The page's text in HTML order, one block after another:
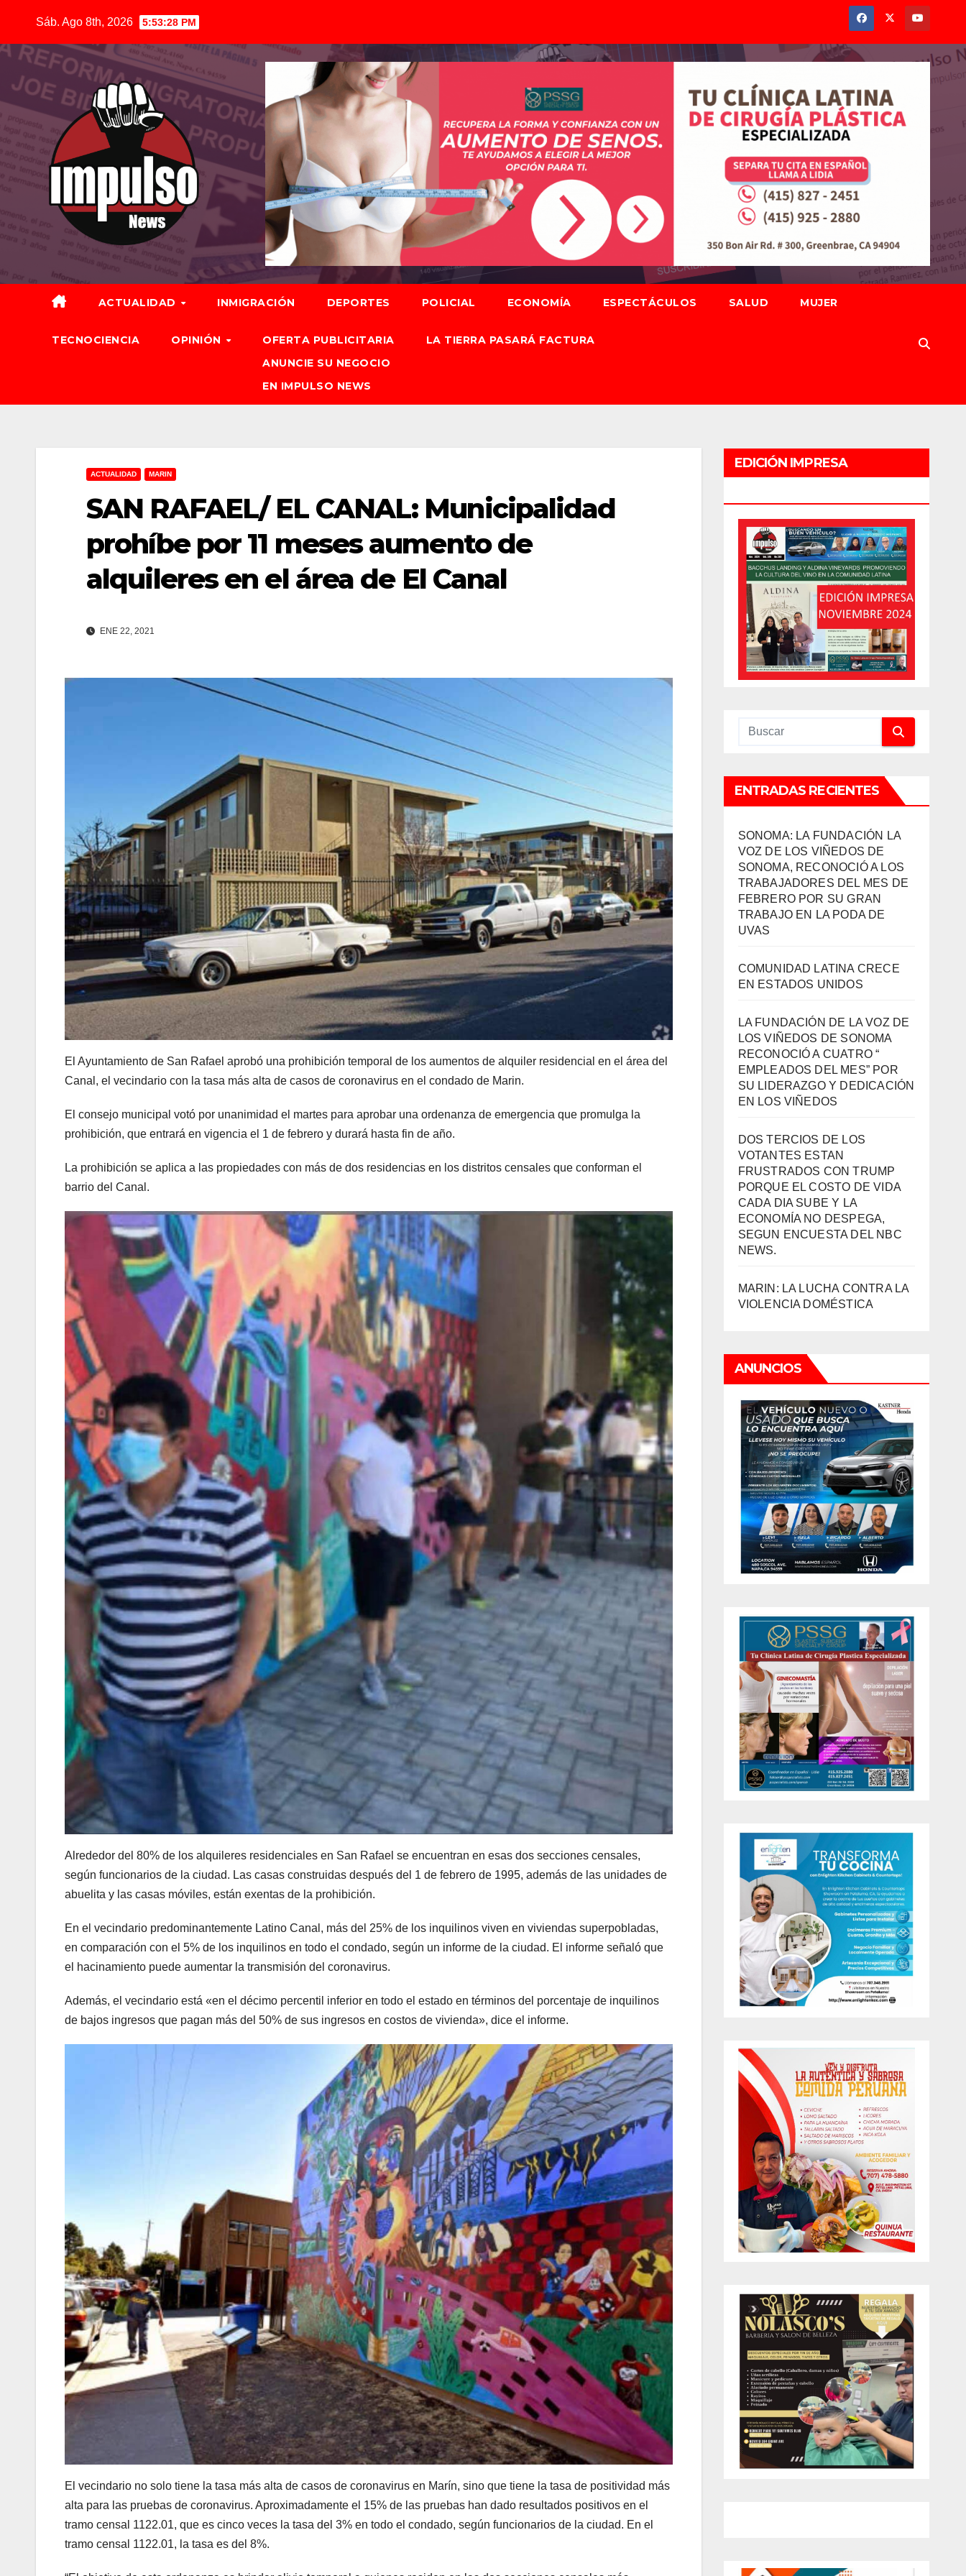
contenido
Sáb. Ago 8th, 2026 5:53:30 PM
ACTUALIDAD INMIGRACIÓN DEPORTES POLICIAL ECONOMÍA ESPECTÁCULOS SALUD MUJER
TECNOCIENCIA OPINIÓN
OFERTA PUBLICITARIA
ANUNCIE SU NEGOCIO
EN IMPULSO NEWS
LA TIERRA PASARÁ FACTURA
ACTUALIDAD MARIN
SAN RAFAEL/ EL CANAL: Municipalidad
prohíbe por 11 meses aumento de
alquileres en el área de El Canal
ENE 22, 2021
El Ayuntamiento de San Rafael aprobó una prohibición temporal de los aumentos de alquiler residencial en el área del
Canal, el vecindario con la tasa más alta de casos de coronavirus en el condado de Marin.
El consejo municipal votó por unanimidad el martes para aprobar una ordenanza de emergencia que promulga la
prohibición, que entrará en vigencia el 1 de febrero y durará hasta fin de año.
La prohibición se aplica a las propiedades con más de dos residencias en los distritos censales que conforman el
barrio del Canal.
Alrededor del 80% de los alquileres residenciales en San Rafael se encuentran en esas dos secciones censales,
según funcionarios de la ciudad. Las casas construidas después del 1 de febrero de 1995, además de las unidades de
abuelita y las casas móviles, están exentas de la prohibición.
En el vecindario predominantemente Latino Canal, más del 25% de los inquilinos viven en viviendas superpobladas,
en comparación con el 5% de los inquilinos en todo el condado, según un informe de la ciudad. El informe señaló que
el hacinamiento puede aumentar la transmisión del coronavirus.
Además, el vecindario está «en el décimo percentil inferior en todo el estado en términos del porcentaje de inquilinos
de bajos ingresos que pagan más del 50% de sus ingresos en costos de vivienda», dice el informe.
El vecindario no solo tiene la tasa más alta de casos de coronavirus en Marín, sino que tiene la tasa de positividad más
alta para las pruebas de coronavirus. Aproximadamente el 15% de las pruebas han dado resultados positivos en el
tramo censal 1122.01, que es cinco veces la tasa del 3% en todo el condado, según funcionarios de la ciudad. En el
tramo censal 1122.01, la tasa es del 8%.
EDICIÓN IMPRESA
ENTRADAS RECIENTES
SONOMA: LA FUNDACIÓN LA
VOZ DE LOS VIÑEDOS DE
SONOMA, RECONOCIÓ A LOS
TRABAJADORES DEL MES DE
FEBRERO POR SU GRAN
TRABAJO EN LA PODA DE
UVAS
COMUNIDAD LATINA CRECE
EN ESTADOS UNIDOS
LA FUNDACIÓN DE LA VOZ DE
LOS VIÑEDOS DE SONOMA
RECONOCIÓ A CUATRO “
EMPLEADOS DEL MES” POR
SU LIDERAZGO Y DEDICACIÓN
EN LOS VIÑEDOS
DOS TERCIOS DE LOS
VOTANTES ESTAN
FRUSTRADOS CON TRUMP
PORQUE EL COSTO DE VIDA
CADA DIA SUBE Y LA
ECONOMÍA NO DESPEGA,
SEGUN ENCUESTA DEL NBC
NEWS.
MARIN: LA LUCHA CONTRA LA
VIOLENCIA DOMÉSTICA
ANUNCIOS